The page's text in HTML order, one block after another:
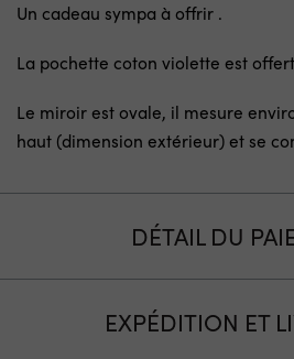
Un cadeau sympa à offrir .
La pochette coton violette est
Le miroir est ovale, il mesure
haut (dimension extérieur) et se
DÉTAIL DU
EXPÉDITION ET